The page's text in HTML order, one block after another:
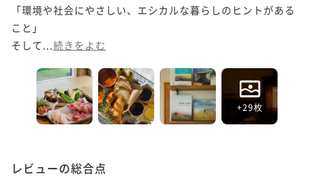
「環境や社会にやさしい、エシカルな暮らしのヒントがある
こと」
そして... 続きをよむ
+29枚
レビューの総合点